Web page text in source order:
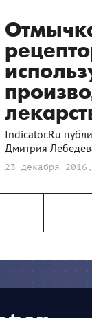
Indicator.Ru
Дмитрия
23 декабря